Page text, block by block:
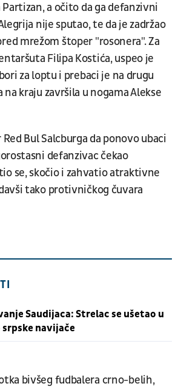
a očito da ga defanzivni
nije sputao, te da je zadržao
mrežom štoper "rosonera". Za
Filipa Kostića, uspeo je
za loptu i prebaci je na drugu
na kraju završila u nogama Alekse
Bul Salcburga da ponovo ubaci
defanzivac čekao
se, skočio i zahvatio atraktivne
tako protivničkog čuvara
Saudijaca: Strelac se ušetao u
navijače
bivšeg fudbalera crno-belih,